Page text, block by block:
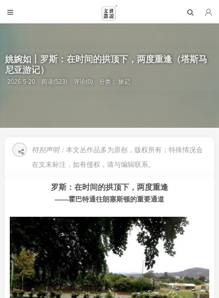
姚婉如丨罗斯：在时间的拱顶下，两度重逢（塔斯马
尼亚游记）
2026-5-20 阅读(523) 评论(0) 分类：旅记
特别声明： 本文丛作品多为原创，版权所有；特殊情况会
在文末标注，如有侵权，请与编辑联系。
罗斯：在时间的拱顶下，两度重逢
——霍巴特通往朗塞斯顿的重要通道